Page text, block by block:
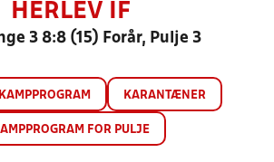
HERLEV IF
3 8:8 (15) Forår, Pulje 3
KAMPPROGRAM KARANTÆNER
FOR PULJE